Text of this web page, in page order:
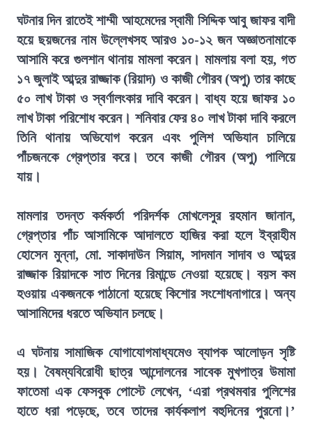
ঘটনার দিন রাতেই শাম্মী আহমেদের স্বামী সিদ্দিক আবু জাফর বাদী
হয়ে ছয়জনের নাম উল্লেখসহ আরও ১০-১২ জন অজ্ঞাতনামাকে
আসামি করে গুলশান থানায় মামলা করেন। মামলায় বলা হয়, গত
১৭ জুলাই আব্দুর রাজ্জাক (রিয়াদ) ও কাজী গৌরব (অপু) তার কাছে
৫০ লাখ টাকা ও স্বর্ণালংকার দাবি করেন। বাধ্য হয়ে জাফর ১০
লাখ টাকা পরিশোধ করেন। শনিবার ফের ৪০ লাখ টাকা দাবি করলে
তিনি থানায় অভিযোগ করেন এবং পুলিশ অভিযান চালিয়ে
পাঁচজনকে গ্রেপ্তার করে। তবে কাজী গৌরব (অপু) পালিয়ে
যায়।
মামলার তদন্ত কর্মকর্তা পরিদর্শক মোখলেসুর রহমান জানান,
গ্রেপ্তার পাঁচ আসামিকে আদালতে হাজির করা হলে ইব্রাহীম
হোসেন মুন্না, মো. সাকাদাউন সিয়াম, সাদমান সাদাব ও আব্দুর
রাজ্জাক রিয়াদকে সাত দিনের রিমান্ডে নেওয়া হয়েছে। বয়স কম
হওয়ায় একজনকে পাঠানো হয়েছে কিশোর সংশোধনাগারে। অন্য
আসামিদের ধরতে অভিযান চলছে।
এ ঘটনায় সামাজিক যোগাযোগমাধ্যমেও ব্যাপক আলোড়ন সৃষ্টি
হয়। বৈষম্যবিরোধী ছাত্র আন্দোলনের সাবেক মুখপাত্র উমামা
ফাতেমা এক ফেসবুক পোস্টে লেখেন, ‘এরা প্রথমবার পুলিশের
হাতে ধরা পড়েছে, তবে তাদের কার্যকলাপ বহুদিনের পুরনো।’